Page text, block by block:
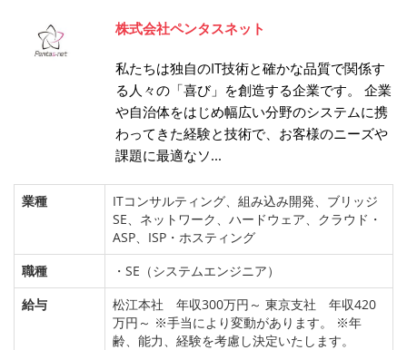
株式会社ペンタスネット
私たちは独自のIT技術と確かな品質で関係す
る人々の「喜び」を創造する企業です。 企業
や自治体をはじめ幅広い分野のシステムに携
わってきた経験と技術で、お客様のニーズや
課題に最適なソ...
業種
ITコンサルティング、組み込み開発、ブリッジ
SE、ネットワーク、ハードウェア、クラウド・
ASP、ISP・ホスティング
職種
・SE（システムエンジニア）
給与
松江本社 年収300万円～ 東京支社 年収420
万円～ ※手当により変動があります。 ※年
齢、能力、経験を考慮し決定いたします。